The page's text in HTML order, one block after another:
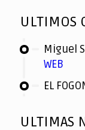
ULTIMOS
Miguel
WEB
EL
ULTIMAS